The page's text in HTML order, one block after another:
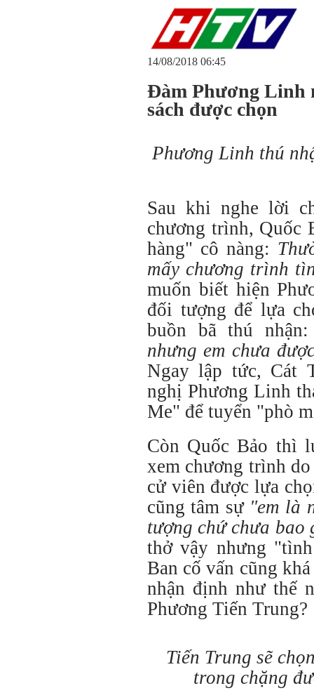
14/08/2018 06:45
Đàm Phương Linh
sách được chọn
Phương Linh thú
Sau khi nghe lời
chương trình, Quốc
hàng" cô nàng:
mấy chương trình
muốn biết hiện
đối tượng để lựa
buồn bã thú
nhưng em chưa
Ngay lập tức, Cát
nghị Phương Linh
Me" để tuyển "phò
Còn Quốc Bảo thì
xem chương trình
cử viên được lựa
cũng tâm sự"em là
tượng chứ chưa
thở vậy nhưng
Ban cố vấn cũng
nhận định như thế
Phương Tiến Trung?
Tiến Trung sẽ
trong chặng